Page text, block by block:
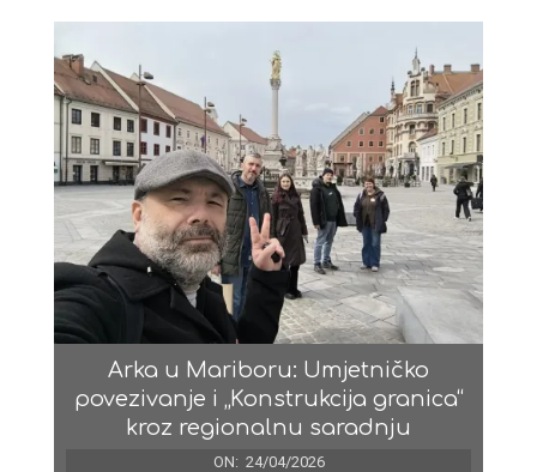
Arka u Mariboru: Umjetničko
povezivanje i „Konstrukcija granica“
kroz regionalnu saradnju
ON: 24/04/2026